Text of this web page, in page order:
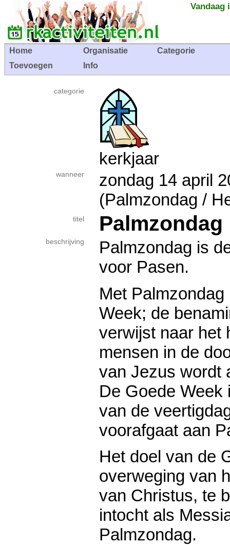
Vandaag
Home Organisatie
Categorie
Toevoegen
Info
categorie
kerkjaar
wanneer
zondag 14
(Palmzondag /
titel Palmzondag
beschrijving
Palmzondag is
voor Pasen.
Met
Week; de
verwijst naar het
mensen in de
van Jezus wordt
De Goede Week
van de
voorafgaat aan
Het doel van de
overweging van
van Christus, te
intocht als
Palmzondag.